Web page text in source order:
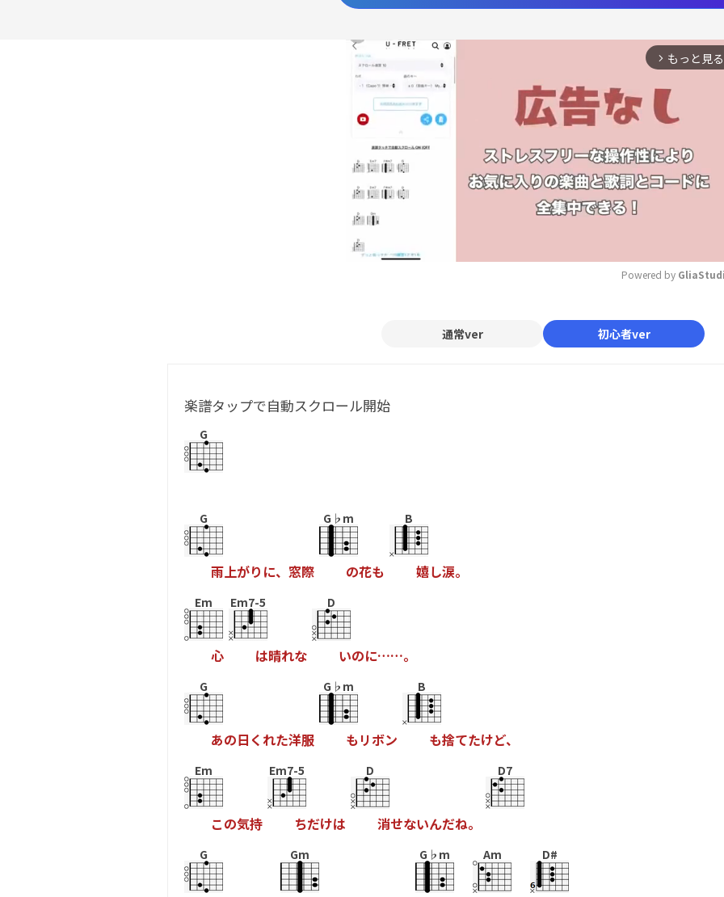
arrow_forward_ios もっと見る
Mute
Powered by
通常ver 初心者ver
楽譜タップで自動スクロール開始
G
G
雨上がり に、 窓際
G♭m
の花も
B
嬉し涙。
Em
心
Em7-5
は晴れな
D
いのに……。
G
あの日 く れた洋服
G♭m
もリボン
B
も捨てたけど、
Em
この気持
Em7-5
ちだけは
D
消せないんだね。
D7
G Gm G♭m Am D#